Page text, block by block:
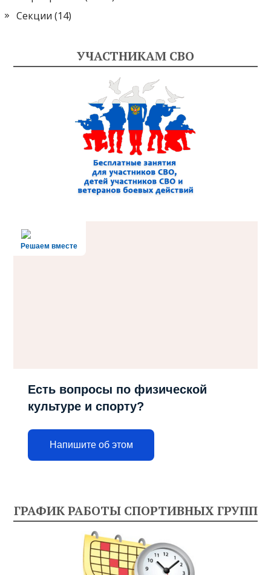
Секции (14)
УЧАСТНИКАМ СВО
Решаем вместе
Есть вопросы по физической
культуре и спорту?
Напишите об этом
ГРАФИК РАБОТЫ СПОРТИВНЫХ ГРУПП